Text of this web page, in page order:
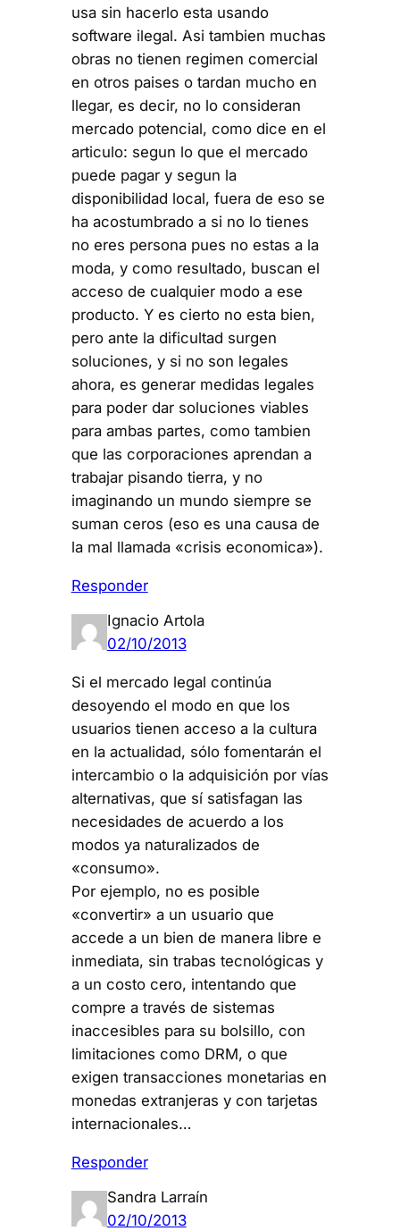
usa sin hacerlo esta usando
software ilegal. Asi tambien muchas
obras no tienen regimen comercial
en otros paises o tardan mucho en
llegar, es decir, no lo consideran
mercado potencial, como dice en el
articulo: segun lo que el mercado
puede pagar y segun la
disponibilidad local, fuera de eso se
ha acostumbrado a si no lo tienes
no eres persona pues no estas a la
moda, y como resultado, buscan el
acceso de cualquier modo a ese
producto. Y es cierto no esta bien,
pero ante la dificultad surgen
soluciones, y si no son legales
ahora, es generar medidas legales
para poder dar soluciones viables
para ambas partes, como tambien
que las corporaciones aprendan a
trabajar pisando tierra, y no
imaginando un mundo siempre se
suman ceros (eso es una causa de
la mal llamada «crisis economica»).
Responder
Ignacio Artola
02/10/2013
Si el mercado legal continúa
desoyendo el modo en que los
usuarios tienen acceso a la cultura
en la actualidad, sólo fomentarán el
intercambio o la adquisición por vías
alternativas, que sí satisfagan las
necesidades de acuerdo a los
modos ya naturalizados de
«consumo».
Por ejemplo, no es posible
«convertir» a un usuario que
accede a un bien de manera libre e
inmediata, sin trabas tecnológicas y
a un costo cero, intentando que
compre a través de sistemas
inaccesibles para su bolsillo, con
limitaciones como DRM, o que
exigen transacciones monetarias en
monedas extranjeras y con tarjetas
internacionales…
Responder
Sandra Larraín
02/10/2013